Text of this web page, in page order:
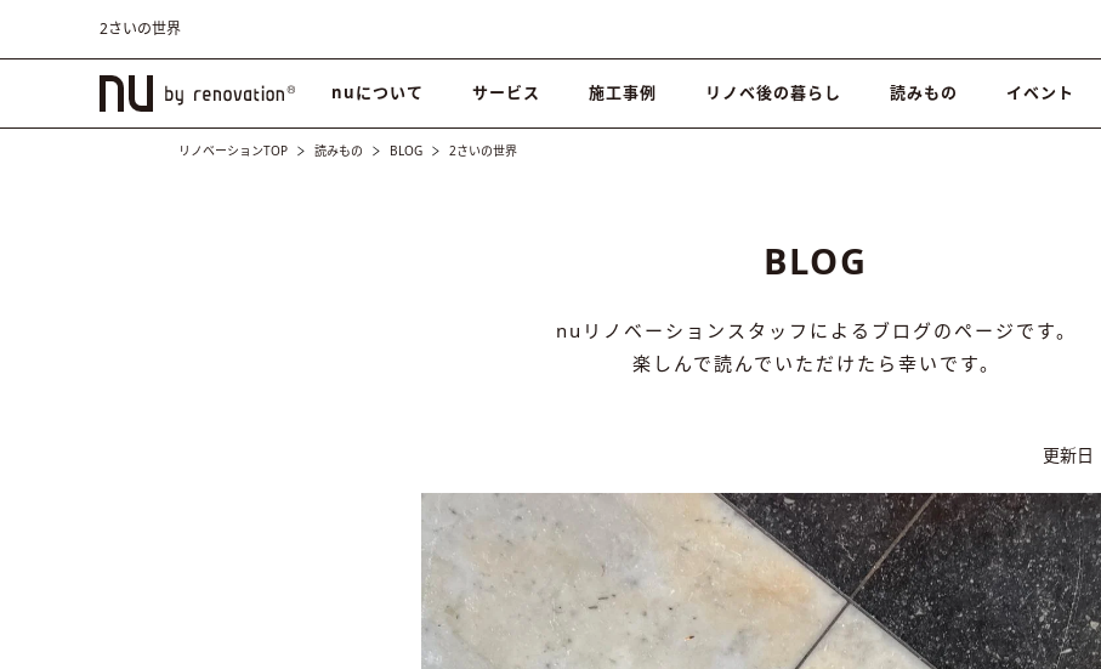
2さいの世界
nuについて サービス 施工事例 リノベ後の暮らし 読みもの イベント
リノベーションTOP 読みもの BLOG 2さいの世界
BLOG
nuリノベーションスタッフによるブログのページです。
楽しんで読んでいただけたら幸いです。
更新日